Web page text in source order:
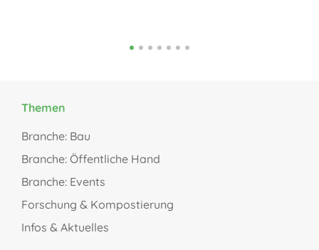
Themen
Branche: Bau
Branche: Öffentliche Hand
Branche: Events
Forschung & Kompostierung
Infos & Aktuelles